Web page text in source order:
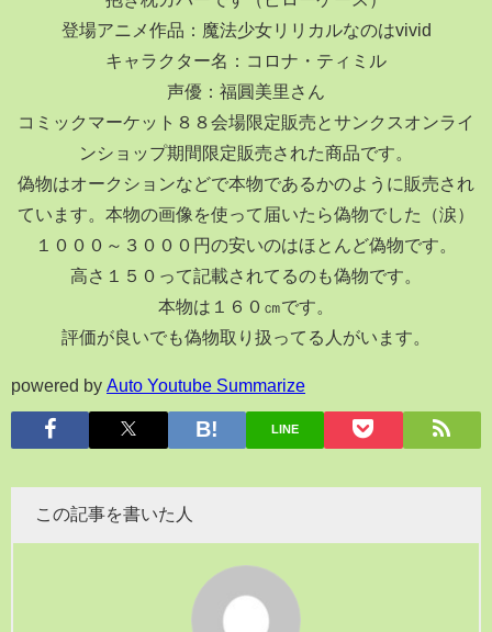
登場アニメ作品：魔法少女リリカルなのはvivid
キャラクター名：コロナ・ティミル
声優：福圓美里さん
コミックマーケット８８会場限定販売とサンクスオンライ
ンショップ期間限定販売された商品です。
偽物はオークションなどで本物であるかのように販売され
ています。本物の画像を使って届いたら偽物でした（涙）
１０００～３０００円の安いのはほとんど偽物です。
高さ１５０って記載されてるのも偽物です。
本物は１６０㎝です。
評価が良いでも偽物取り扱ってる人がいます。
powered by Auto Youtube Summarize
LINE
この記事を書いた人